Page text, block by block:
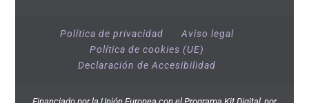
Política de privacidad
Aviso legal
Política de cookies (UE)
Declaración de Accesibilidad